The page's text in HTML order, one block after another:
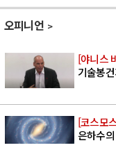
오피니언
[야니스
기술봉
[코스모
은하수